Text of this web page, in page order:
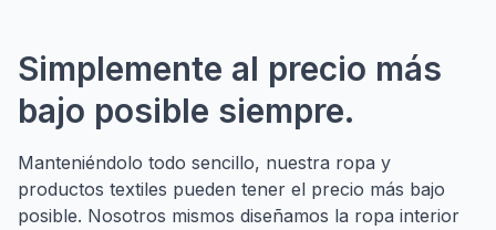
Simplemente al precio más
bajo posible siempre.
Manteniéndolo todo sencillo, nuestra ropa y
productos textiles pueden tener el precio más bajo
posible. Nosotros mismos diseñamos la ropa interior